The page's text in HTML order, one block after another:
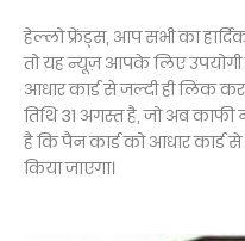
हेल्लो फ्रेंड्स, आप सभी का
तो यह न्यूज़ आपके लिए
आधार कार्ड से जल्दी ही लिंक
तिथि 31 अगस्त है, जो अब
है कि पैन कार्ड को आधार कार्ड
किया जाएगा।